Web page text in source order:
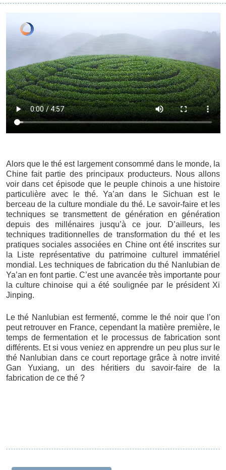
Alors que le thé est largement consommé dans le monde, la
Chine fait partie des principaux producteurs. Nous allons
voir dans cet épisode que le peuple chinois a une histoire
particulière avec le thé. Ya’an dans le Sichuan est le
berceau de la culture mondiale du thé. Le savoir-faire et les
techniques se transmettent de génération en génération
depuis des millénaires jusqu’à ce jour. D’ailleurs, les
techniques traditionnelles de transformation du thé et les
pratiques sociales associées en Chine ont été inscrites sur
la Liste représentative du patrimoine culturel immatériel
mondial. Les techniques de fabrication du thé Nanlubian de
Ya’an en font partie. C’est une avancée très importante pour
la culture chinoise qui a été soulignée par le président Xi
Jinping.
Le thé Nanlubian est fermenté, comme le thé noir que l’on
peut retrouver en France, cependant la matière première, le
temps de fermentation et le processus de fabrication sont
différents. Et si vous veniez en apprendre un peu plus sur le
thé Nanlubian dans ce court reportage grâce à notre invité
Gan Yuxiang, un des héritiers du savoir-faire de la
fabrication de ce thé ?